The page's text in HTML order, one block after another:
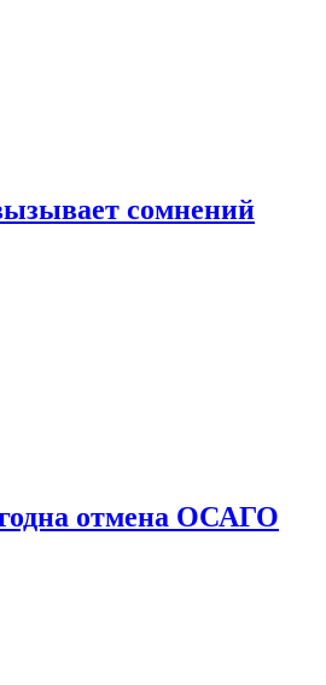
сомнений
отмена ОСАГО